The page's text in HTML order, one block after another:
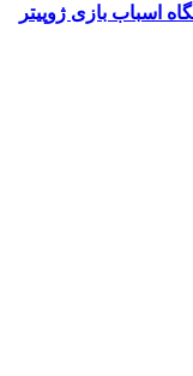
بازی ژوپیتر